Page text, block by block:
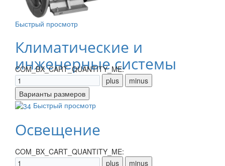
Быстрый просмотр
Климатические и
инженерные системы
COM_BX_CART_QUANTITY_ME:
Быстрый просмотр
Освещение
COM_BX_CART_QUANTITY_ME: